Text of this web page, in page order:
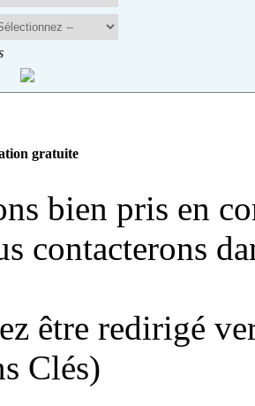
gratuite
bien pris en
contacterons
être redirigé
Clés)